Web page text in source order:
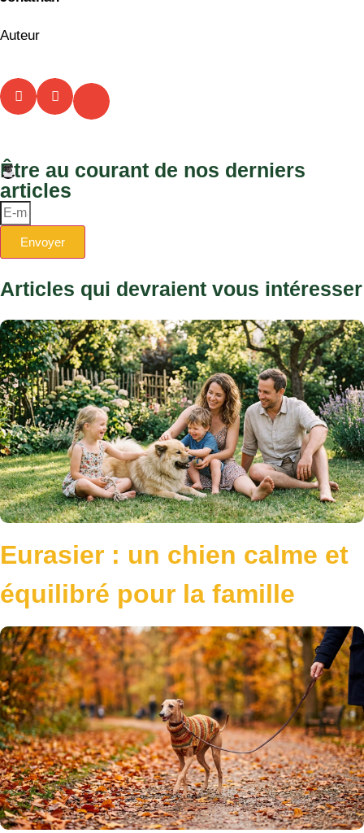
Auteur
Être au courant de nos derniers
articles
Envoyer
Articles qui devraient vous intéresser
Eurasier : un chien calme et
équilibré pour la famille